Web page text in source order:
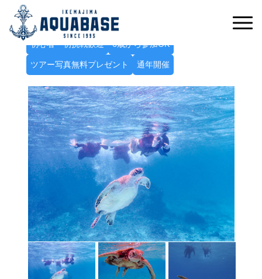
ウミガメと一緒に泳ぐ感動体験！
ウミガメフォトシュノーケルツアー
初心者・初挑戦歓迎 6歳から参加OK
ツアー写真無料プレゼント 通年開催